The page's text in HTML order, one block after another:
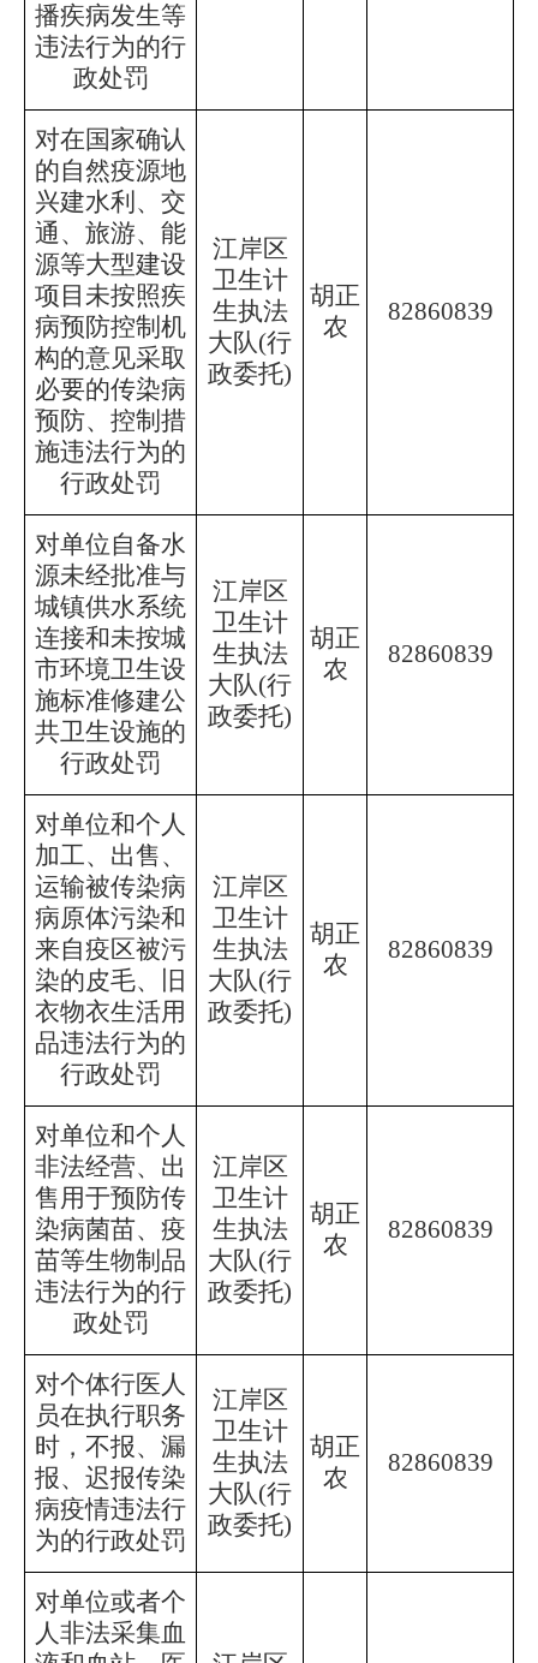
播疾病发生等
违法行为的行
政处罚
对在国家确认
的自然疫源地
兴建水利、交
通、旅游、能
源等大型建设
项目未按照疾
病预防控制机
构的意见采取
必要的传染病
预防、控制措
施违法行为的
行政处罚
江岸区
卫生计
生执法
大队(行
政委托)
胡正
农
82860839
对单位自备水
源未经批准与
城镇供水系统
连接和未按城
市环境卫生设
施标准修建公
共卫生设施的
行政处罚
江岸区
卫生计
生执法
大队(行
政委托)
胡正
农
82860839
对单位和个人
加工、出售、
运输被传染病
病原体污染和
来自疫区被污
染的皮毛、旧
衣物衣生活用
品违法行为的
行政处罚
江岸区
卫生计
生执法
大队(行
政委托)
胡正
农
82860839
对单位和个人
非法经营、出
售用于预防传
染病菌苗、疫
苗等生物制品
违法行为的行
政处罚
江岸区
卫生计
生执法
大队(行
政委托)
胡正
农
82860839
对个体行医人
员在执行职务
时，不报、漏
报、迟报传染
病疫情违法行
为的行政处罚
江岸区
卫生计
生执法
大队(行
政委托)
胡正
农
82860839
对单位或者个
人非法采集血